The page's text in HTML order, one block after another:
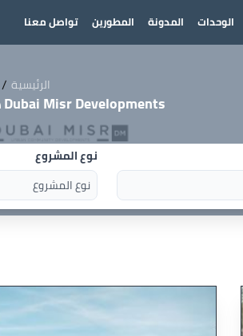
الوحدات المدونة المطورين تواصل معنا
الرئيسية /
Dubai Misr Developments دبي مصر للتطوير العقاري
نوع المشروع